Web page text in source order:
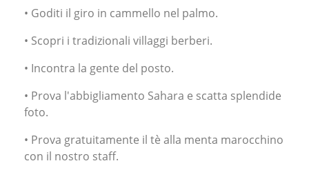
• Goditi il giro in cammello nel palmo.
• Scopri i tradizionali villaggi berberi.
• Incontra la gente del posto.
• Prova l'abbigliamento Sahara e scatta splendide
foto.
• Prova gratuitamente il tè alla menta marocchino
con il nostro staff.